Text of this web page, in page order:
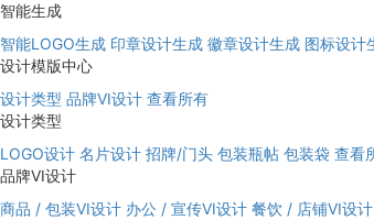
智能生成
智能LOGO生成 印章设计生成 徽章设计生成 图标设计
设计模版中心
设计类型 品牌VI设计 查看所有
设计类型
LOGO设计 名片设计 招牌/门头 包装瓶帖 包装袋 查看
品牌VI设计
商品 / 包装VI设计 办公 / 宣传VI设计 餐饮 / 店铺VI设计